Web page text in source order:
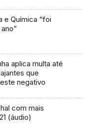
e Química “foi
aplica multa até
que
negativo
com mais
(áudio)